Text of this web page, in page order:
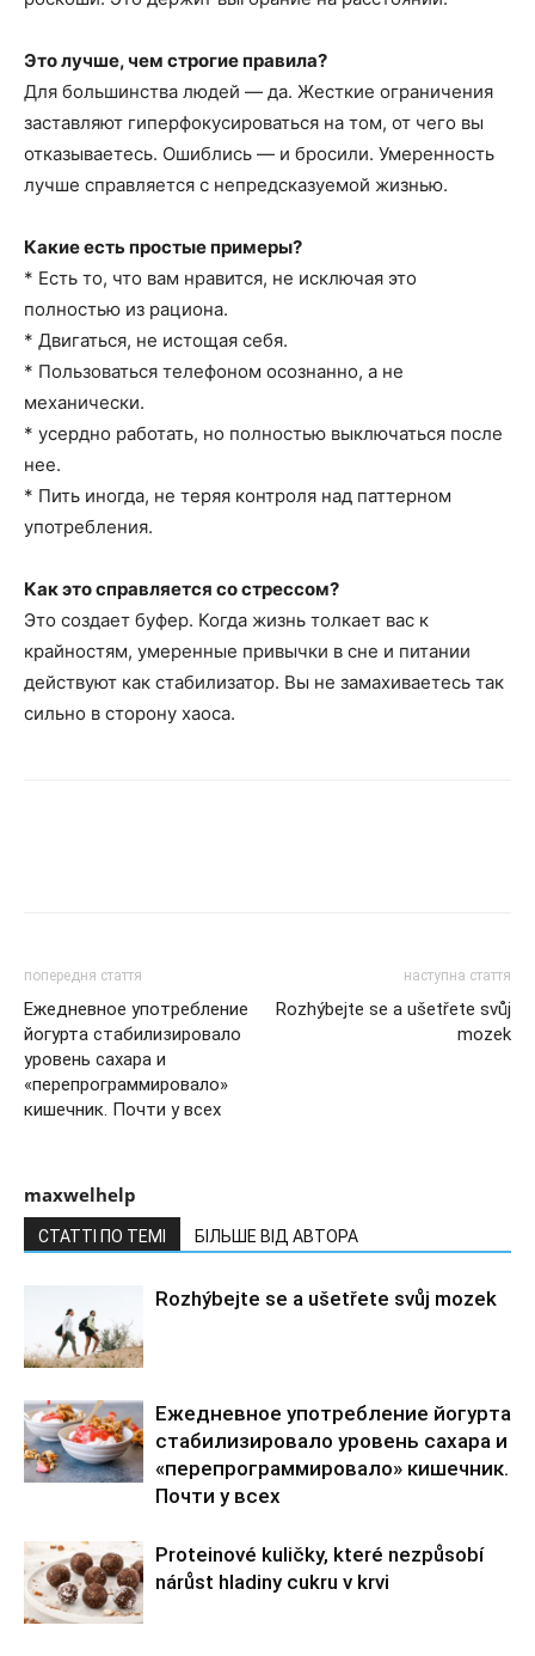
Это лучше, чем строгие правила?
Для большинства людей — да. Жесткие ограничения
заставляют гиперфокусироваться на том, от чего вы
отказываетесь. Ошиблись — и бросили. Умеренность
лучше справляется с непредсказуемой жизнью.
Какие есть простые примеры?
* Есть то, что вам нравится, не исключая это
полностью из рациона.
* Двигаться, не истощая себя.
* Пользоваться телефоном осознанно, а не
механически.
* усердно работать, но полностью выключаться после
нее.
* Пить иногда, не теряя контроля над паттерном
употребления.
Как это справляется со стрессом?
Это создает буфер. Когда жизнь толкает вас к
крайностям, умеренные привычки в сне и питании
действуют как стабилизатор. Вы не замахиваетесь так
сильно в сторону хаоса.
попередня стаття
Ежедневное употребление
йогурта стабилизировало
уровень сахара и
«перепрограммировало»
кишечник. Почти у всех
наступна стаття
Rozhýbejte se a ušetřete svůj
mozek
maxwelhelp
СТАТТІ ПО ТЕМІ БІЛЬШЕ ВІД АВТОРА
Rozhýbejte se a ušetřete svůj mozek
Ежедневное употребление йогурта
стабилизировало уровень сахара и
«перепрограммировало» кишечник.
Почти у всех
Proteinové kuličky, které nezpůsobí
nárůst hladiny cukru v krvi